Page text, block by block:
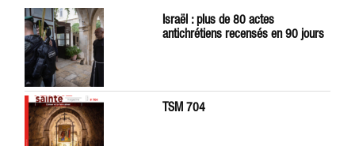
Israël : plus de 80 actes
antichrétiens recensés en 90 jours
TSM 704